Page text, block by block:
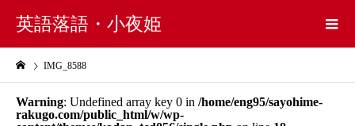
英語落語・小夜姫
IMG_8588
Warning: Undefined array key 0 in /home/eng95/sayohime-
rakugo.com/public_html/w/wp-